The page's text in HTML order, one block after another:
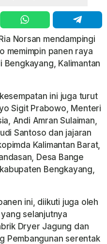
Norsan mendampingi
memimpin panen raya
Kalimantan
ini juga turut
Sigit Prabowo, Menteri
Andi Amran Sulaiman,
Santoso dan jajaran
Kalimantan Barat,
Desa Bange
Bengkayang,
ini, diikuti juga oleh
selanjutnya
Dryer Jagung dan
Pembangunan serentak